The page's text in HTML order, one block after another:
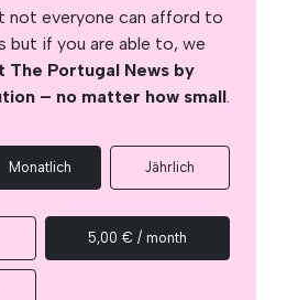
not everyone can afford to
but if you are able to, we
The Portugal News by
– no matter how small.
Monatlich Jährlich
5,00 € / month